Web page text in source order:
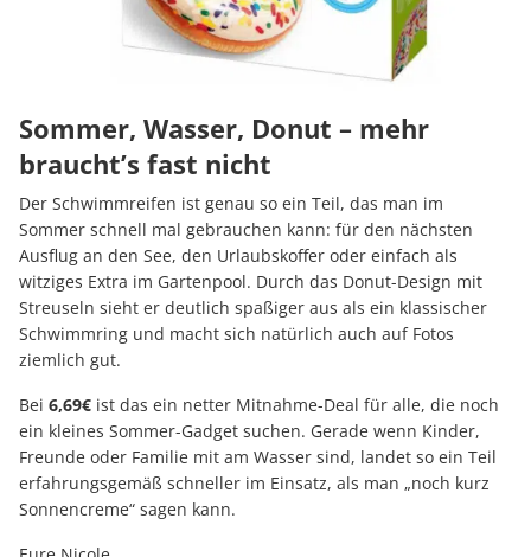
Sommer, Wasser, Donut – mehr
braucht’s fast nicht
Der Schwimmreifen ist genau so ein Teil, das man im
Sommer schnell mal gebrauchen kann: für den nächsten
Ausflug an den See, den Urlaubskoffer oder einfach als
witziges Extra im Gartenpool. Durch das Donut-Design mit
Streuseln sieht er deutlich spaßiger aus als ein klassischer
Schwimmring und macht sich natürlich auch auf Fotos
ziemlich gut.
Bei 6,69€ ist das ein netter Mitnahme-Deal für alle, die noch
ein kleines Sommer-Gadget suchen. Gerade wenn Kinder,
Freunde oder Familie mit am Wasser sind, landet so ein Teil
erfahrungsgemäß schneller im Einsatz, als man „noch kurz
Sonnencreme“ sagen kann.